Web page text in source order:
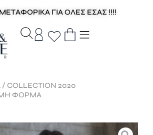
ΓΙΑ ΟΛΕΣ ΕΣΑΣ !!!!
/ COLLECTION 2020
ΦΟΡΜΑ